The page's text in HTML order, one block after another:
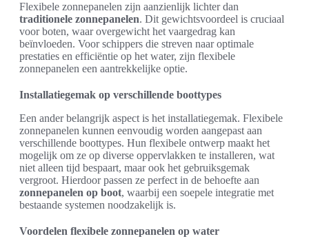
Flexibele zonnepanelen zijn aanzienlijk lichter dan
traditionele zonnepanelen. Dit gewichtsvoordeel is cruciaal
voor boten, waar overgewicht het vaargedrag kan
beïnvloeden. Voor schippers die streven naar optimale
prestaties en efficiëntie op het water, zijn flexibele
zonnepanelen een aantrekkelijke optie.
Installatiegemak op verschillende boottypes
Een ander belangrijk aspect is het installatiegemak. Flexibele
zonnepanelen kunnen eenvoudig worden aangepast aan
verschillende boottypes. Hun flexibele ontwerp maakt het
mogelijk om ze op diverse oppervlakken te installeren, wat
niet alleen tijd bespaart, maar ook het gebruiksgemak
vergroot. Hierdoor passen ze perfect in de behoefte aan
zonnepanelen op boot, waarbij een soepele integratie met
bestaande systemen noodzakelijk is.
Voordelen flexibele zonnepanelen op water